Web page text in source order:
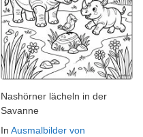
Nashörner lächeln in der
Savanne
In Ausmalbilder von